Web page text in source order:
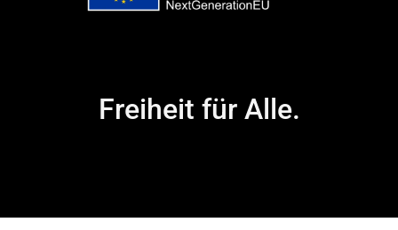
Freiheit für Alle.